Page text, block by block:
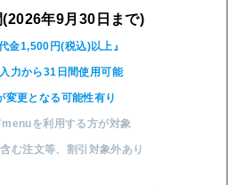
年9月30日まで)
金1,500円(税込)以上』
力から31日間使用可能
変更となる可能性有り
を利用する方が対象
む注文等 割引対象外あり